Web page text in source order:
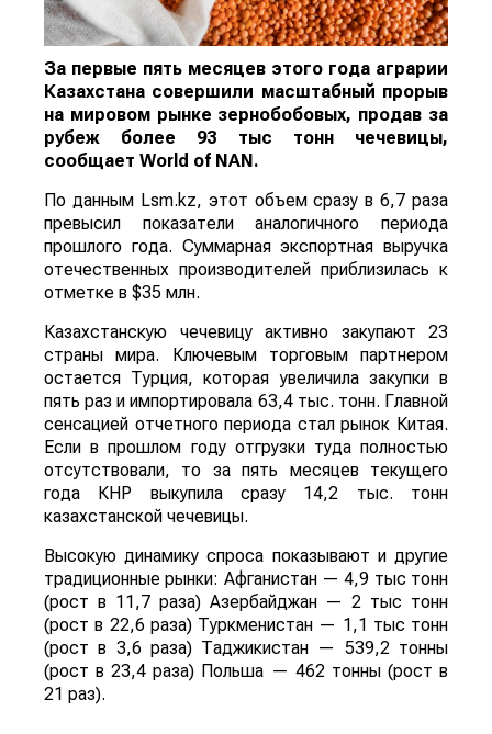
За первые пять месяцев этого года аграрии
Казахстана совершили масштабный прорыв
на мировом рынке зернобобовых, продав за
рубеж более 93 тыс тонн чечевицы,
сообщает World of NAN .
По данным Lsm.kz, этот объем сразу в 6,7 раза
превысил показатели аналогичного периода
прошлого года. Суммарная экспортная выручка
отечественных производителей приблизилась к
отметке в $35 млн.
Казахстанскую чечевицу активно закупают 23
страны мира. Ключевым торговым партнером
остается Турция, которая увеличила закупки в
пять раз и импортировала 63,4 тыс. тонн. Главной
сенсацией отчетного периода стал рынок Китая.
Если в прошлом году отгрузки туда полностью
отсутствовали, то за пять месяцев текущего
года КНР выкупила сразу 14,2 тыс. тонн
казахстанской чечевицы.
Высокую динамику спроса показывают и другие
традиционные рынки: Афганистан — 4,9 тыс тонн
(рост в 11,7 раза) Азербайджан — 2 тыс тонн
(рост в 22,6 раза) Туркменистан — 1,1 тыс тонн
(рост в 3,6 раза) Таджикистан — 539,2 тонны
(рост в 23,4 раза) Польша — 462 тонны (рост в
21 раз).